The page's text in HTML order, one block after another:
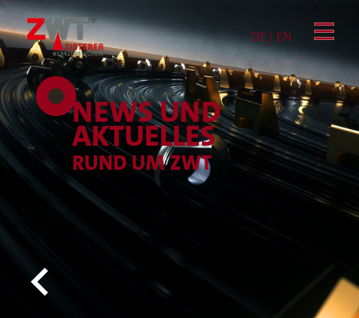
DE | EN
NEWS UND
AKTUELLES
RUND UM ZWT